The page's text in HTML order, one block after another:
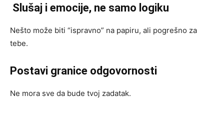
Slušaj i emocije, ne samo logiku
Nešto može biti “ispravno” na papiru, ali pogrešno za
tebe.
Postavi granice odgovornosti
Ne mora sve da bude tvoj zadatak.